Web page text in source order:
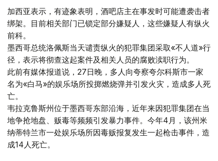
加西亚表示，有迹象表明，酒吧店主在事发时可能遭袭击者
绑架。目前相关部门已锁定部分嫌疑人，这些嫌疑人有纵火
前科。
墨西哥总统洛佩斯当天谴责纵火的犯罪集团采取«不人道»行
径，表示将彻查这起案件及相关人员的腐败渎职行为。
此前有媒体报道说，27日晚，多人向夸察夸尔科斯市一家
名为«白马»的娱乐场所投掷燃烧弹并引发火灾，造成多人死
亡。
韦拉克鲁斯州位于墨西哥东部沿海，近年来因犯罪集团在当
地争抢地盘、贩毒等频频引发暴力事件。今年4月，该州米
纳蒂特兰市一处娱乐场所因毒贩报复发生一起枪击事件，造
成14人死亡。